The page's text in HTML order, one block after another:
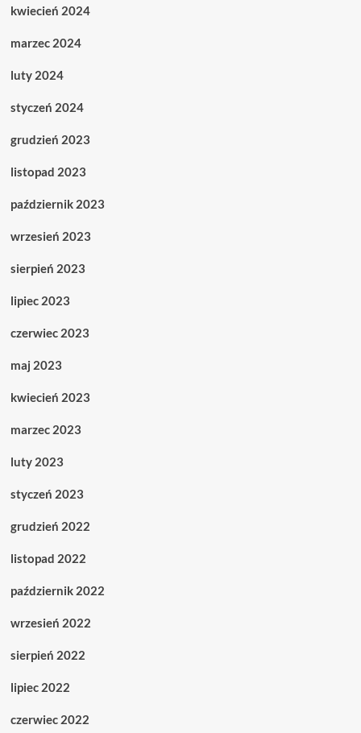
kwiecień 2024
marzec 2024
luty 2024
styczeń 2024
grudzień 2023
listopad 2023
październik 2023
wrzesień 2023
sierpień 2023
lipiec 2023
czerwiec 2023
maj 2023
kwiecień 2023
marzec 2023
luty 2023
styczeń 2023
grudzień 2022
listopad 2022
październik 2022
wrzesień 2022
sierpień 2022
lipiec 2022
czerwiec 2022